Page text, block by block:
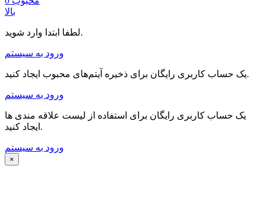
بالا
لطفا ابتدا وارد شوید.
ورود به سیستم
یک حساب کاربری رایگان برای ذخیره آیتم‌های محبوب ایجاد کنید.
ورود به سیستم
یک حساب کاربری رایگان برای استفاده از لیست علاقه مندی ها
ایجاد کنید.
ورود به سیستم
×